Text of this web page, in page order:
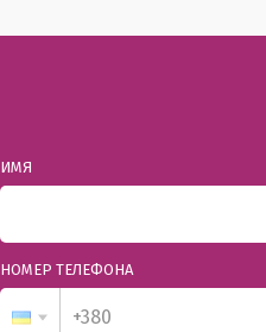
ИМЯ
НОМЕР ТЕЛЕФОНА